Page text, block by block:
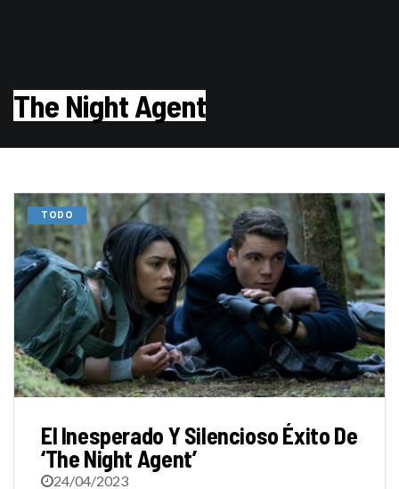
The Night Agent
TODO
El Inesperado Y Silencioso Éxito De
‘The Night Agent’
24/04/2023